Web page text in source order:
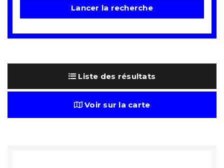
Liste des résultats
Voir sur la carte